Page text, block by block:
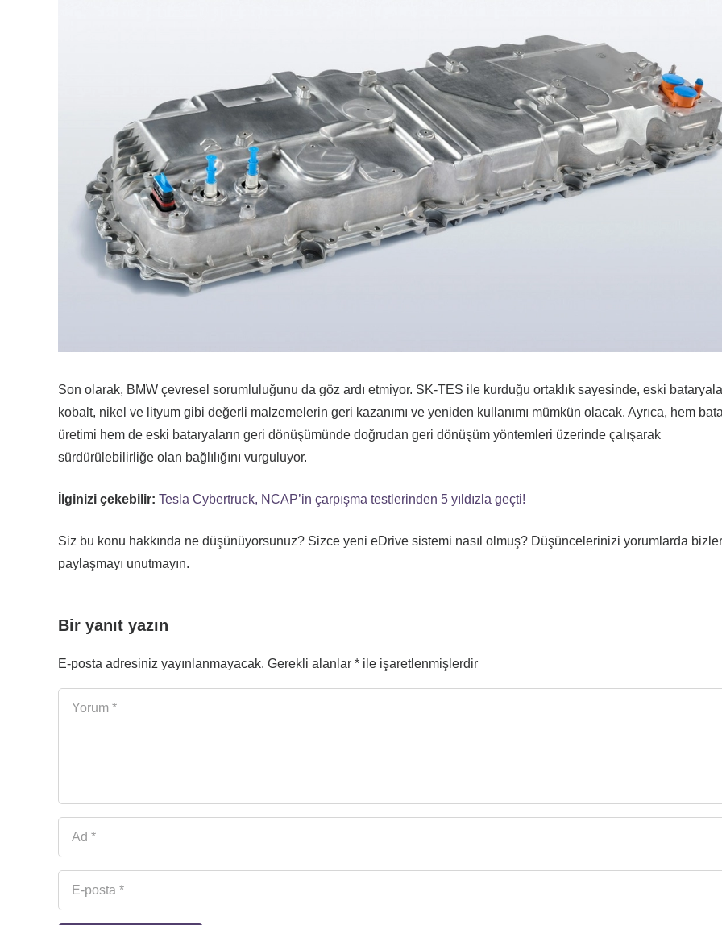
Son olarak, BMW çevresel sorumluluğunu da göz ardı etmiyor. SK-TES ile kurduğu ortaklık sayesinde, eski
kobalt, nikel ve lityum gibi değerli malzemelerin geri kazanımı ve yeniden kullanımı mümkün olacak. Ayrıca, hem
üretimi hem de eski bataryaların geri dönüşümünde doğrudan geri dönüşüm yöntemleri üzerinde çalışarak
sürdürülebilirliğe olan bağlılığını vurguluyor.
İlginizi çekebilir: Tesla Cybertruck, NCAP’in çarpışma testlerinden 5 yıldızla geçti!
Siz bu konu hakkında ne düşünüyorsunuz? Sizce yeni eDrive sistemi nasıl olmuş? Düşüncelerinizi yorumlarda
paylaşmayı unutmayın.
Bir yanıt yazın
E-posta adresiniz yayınlanmayacak. Gerekli alanlar * ile işaretlenmişlerdir